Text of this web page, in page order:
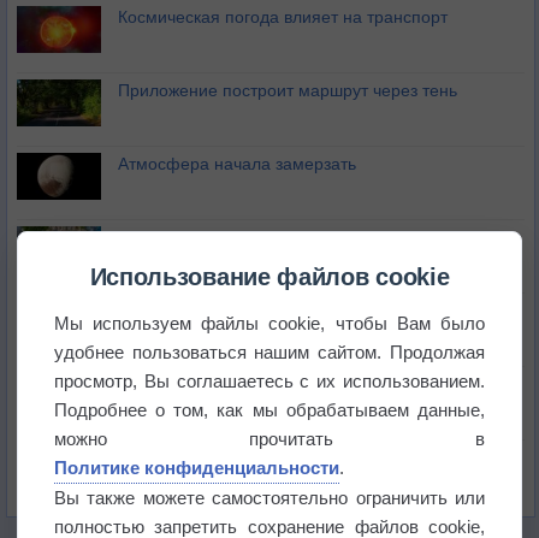
Космическая погода влияет на транспорт
Приложение построит маршрут через тень
Атмосфера начала замерзать
В Приморье обнаружены морские волны тепла
бабочек
Погода в Екатеринбурге 6 августа
Погода в Краснодаре 6 августа
Использование файлов cookie
Мы используем файлы cookie, чтобы Вам было
удобнее пользоваться нашим сайтом. Продолжая
просмотр, Вы соглашаетесь с их использованием.
Подробнее о том, как мы обрабатываем данные,
можно прочитать в
Политике конфиденциальности.
Вы также можете самостоятельно ограничить или
полностью запретить сохранение файлов cookie,